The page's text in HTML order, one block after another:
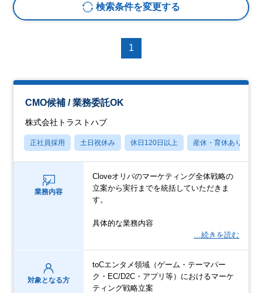
検索条件を変更する
1
CMO候補 / 業務委託OK
株式会社トラストハブ
正社員採用 土日祝休み 休日120日以上 産休・育休あり
業務内容
Cloveオリパのマーケティング全体戦略の
立案から実行までを統括していただきま
す。
具体的な業務内容
…続きを読む
対象となる方
toCエンタメ領域（ゲーム・テーマパー
ク・EC/D2C・アプリ等）におけるマーケ
ティング戦略立案